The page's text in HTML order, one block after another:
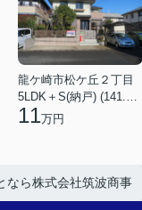
龍ケ崎市松ケ丘２丁目
5LDK＋S(納戸) (141.15㎡)
11万円
なら株式会社筑波商事